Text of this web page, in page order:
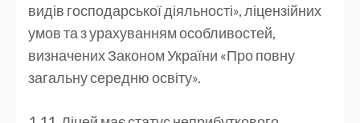
видів господарської діяльності», ліцензійних
умов та з урахуванням особливостей,
визначених Законом України «Про повну
загальну середню освіту».